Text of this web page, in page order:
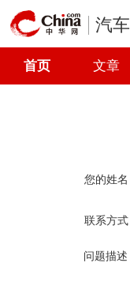
汽车
首页 文章
您的姓名
联系方式
问题描述